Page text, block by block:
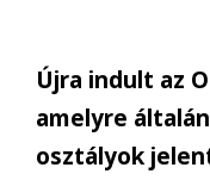
Újra indult az
amelyre
osztályok